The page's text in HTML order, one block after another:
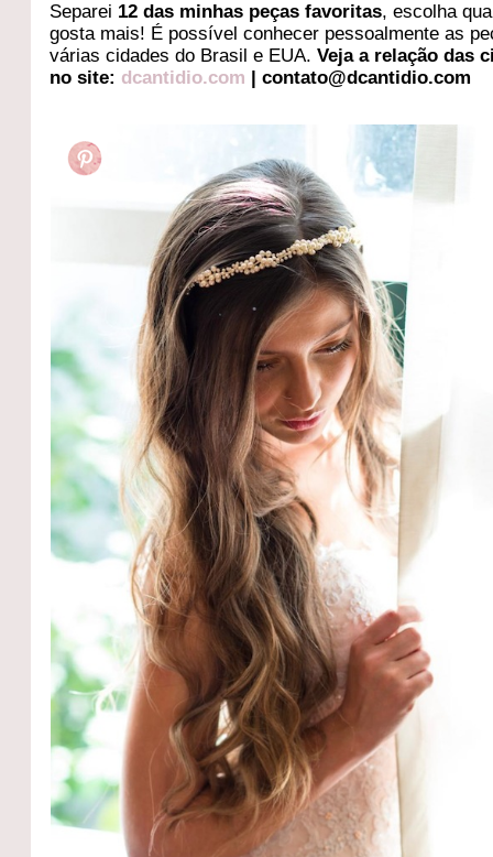
Separei 12 das minhas peças favoritas, escolha
gosta mais! É possível conhecer pessoalmente as
várias cidades do Brasil e EUA.Veja a relação das
no site: dcantidio.com | contato@dcantidio.com